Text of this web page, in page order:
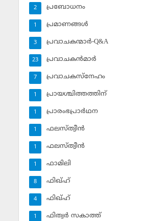
പ്രബോധനം
2
പ്രമാണങ്ങള്‍
1
പ്രവാചകന്മാര്‍-Q&A
3
പ്രവാചകന്‍മാര്‍
23
പ്രവാചകസ്‌നേഹം
7
പ്രായശ്ചിത്തത്തിന്
1
പ്രാരംഭപ്രാര്‍ഥന
1
ഫലസ്ത്വീൻ
1
ഫലസ്ത്വീൻ
1
ഫാമിലി
1
ഫിഖ്ഹ്
8
ഫിഖ്ഹ്‌
4
ഫിത്വര്‍ സകാത്ത്‌
1